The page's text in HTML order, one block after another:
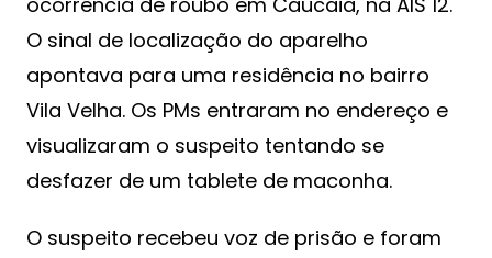
O sinal de localização do aparelho
apontava para uma residência no bairro
Vila Velha. Os PMs entraram no endereço e
visualizaram o suspeito tentando se
desfazer de um tablete de maconha.
O suspeito recebeu voz de prisão e foram